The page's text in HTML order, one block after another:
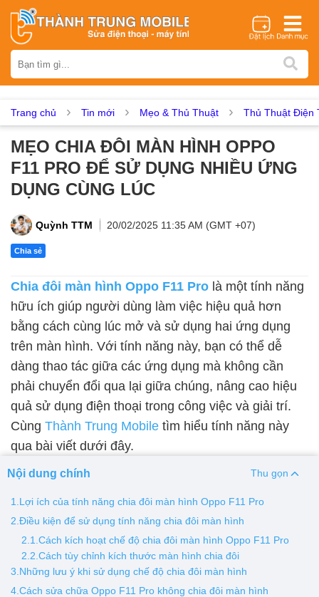
iPhone Samsung Oppo Xiaomi Realme Vivo
Asus Sony Vertu LG Tecno
Dịch vụ sửa chữa
Thay màn hình Thay pin
Thay mic Thay rung Thay main Unlock - Mở Khoá
Màn hình Vsmart Màn hình Google Pixel
Thay pin
Pin iPhone Pin Samsumg Pin Oppo Pin Xiaomi
Pin Realme
Thay vỏ
Vỏ iPhone
Vỏ Huawei
Trang chủ Tin mới Mẹo & Thủ Thuật Thủ Thuật Điện
MẸO CHIA ĐÔI MÀN HÌNH OPPO
F11 PRO ĐỂ SỬ DỤNG NHIỀU ỨNG
DỤNG CÙNG LÚC
Quỳnh TTM 20/02/2025 11:35 AM (GMT +07)
Chia sẻ
Chia đôi màn hình Oppo F11 Pro là một tính năng
hữu ích giúp người dùng làm việc hiệu quả hơn
bằng cách cùng lúc mở và sử dụng hai ứng dụng
trên màn hình. Với tính năng này, bạn có thể dễ
dàng thao tác giữa các ứng dụng mà không cần
phải chuyển đổi qua lại giữa chúng, nâng cao hiệu
quả sử dụng điện thoại trong công việc và giải trí.
Cùng Thành Trung Mobile tìm hiểu tính năng này
qua bài viết dưới đây.
Nội dung chính Thu gọn
1.Lợi ích của tính năng chia đôi màn hình Oppo F11 Pro
2.Điều kiện để sử dụng tính năng chia đôi màn hình
2.1.Cách kích hoạt chế độ chia đôi màn hình Oppo F11 Pro
2.2.Cách tùy chỉnh kích thước màn hình chia đôi
3.Những lưu ý khi sử dụng chế độ chia đôi màn hình
4.Cách sửa chữa Oppo F11 Pro không chia đôi màn hình